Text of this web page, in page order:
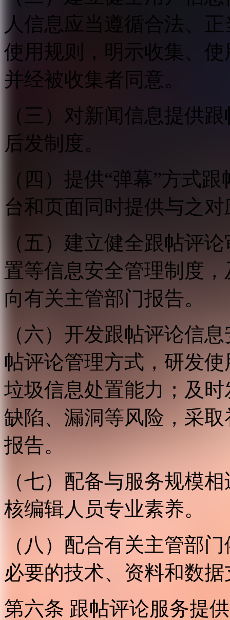
人信息应当遵循合法、
使用规则，明示收集、
并经被收集者同意。
（三）对新闻信息提供
后发制度。
（四）提供“弹幕”方式
台和页面同时提供与之
（五）建立健全跟帖评
置等信息安全管理制度
向有关主管部门报告。
（六）开发跟帖评论信
帖评论管理方式，研发
垃圾信息处置能力；及
缺陷、漏洞等风险，采
报告。
（七）配备与服务规模
核编辑人员专业素养。
（八）配合有关主管部
必要的技术、资料和数
第六条 跟帖评论服务提